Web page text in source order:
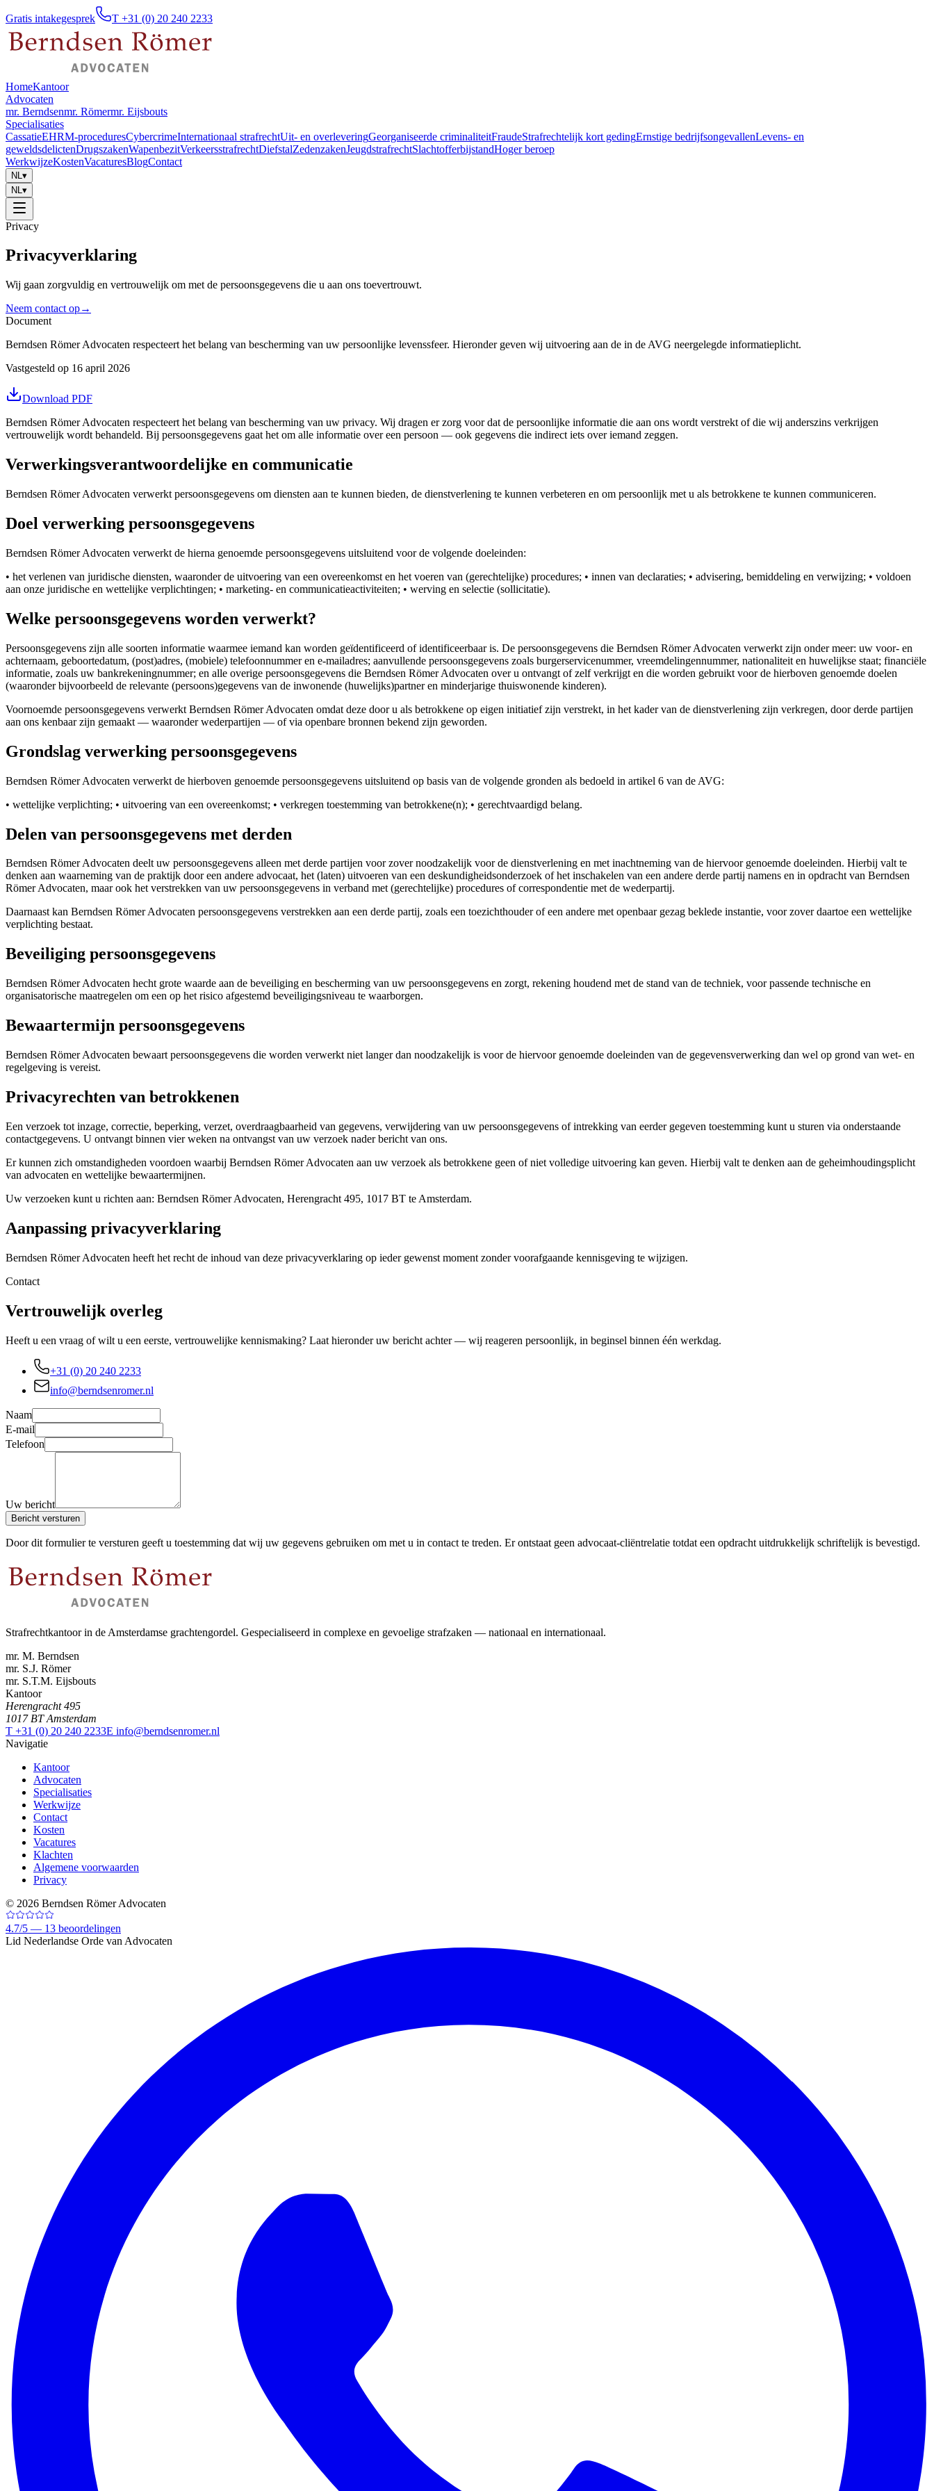
Gratis intakegesprek T +31 (0) 20 240 2233
HomeKantoor
Advocaten
mr. Berndsenmr. Römermr. Eijsbouts
Specialisaties
CassatieEHRM-proceduresCybercrimeInternationaal strafrechtUit- en overleveringGeorganiseerde criminaliteitFraudeStrafrechtelijk kort gedingErnstige bedrijfsongevallenLevens- en
geweldsdelictenDrugszakenWapenbezitVerkeersstrafrechtDiefstalZedenzakenJeugdstrafrechtSlachtofferbijstandHoger beroep
WerkwijzeKostenVacaturesBlogContact
NL ▾
NL ▾
Privacy
Privacyverklaring
Wij gaan zorgvuldig en vertrouwelijk om met de persoonsgegevens die u aan ons toevertrouwt.
Neem contact op→
Document
Berndsen Römer Advocaten respecteert het belang van bescherming van uw persoonlijke levenssfeer. Hieronder geven wij uitvoering aan de in de AVG neergelegde informatieplicht.
Vastgesteld op 16 april 2026
Download PDF
Berndsen Römer Advocaten respecteert het belang van bescherming van uw privacy. Wij dragen er zorg voor dat de persoonlijke informatie die aan ons wordt verstrekt of die wij anderszins verkrijgen
vertrouwelijk wordt behandeld. Bij persoonsgegevens gaat het om alle informatie over een persoon — ook gegevens die indirect iets over iemand zeggen.
Verwerkingsverantwoordelijke en communicatie
Berndsen Römer Advocaten verwerkt persoonsgegevens om diensten aan te kunnen bieden, de dienstverlening te kunnen verbeteren en om persoonlijk met u als betrokkene te kunnen communiceren.
Doel verwerking persoonsgegevens
Berndsen Römer Advocaten verwerkt de hierna genoemde persoonsgegevens uitsluitend voor de volgende doeleinden:
• het verlenen van juridische diensten, waaronder de uitvoering van een overeenkomst en het voeren van (gerechtelijke) procedures; • innen van declaraties; • advisering, bemiddeling en verwijzing; • voldoen
aan onze juridische en wettelijke verplichtingen; • marketing- en communicatieactiviteiten; • werving en selectie (sollicitatie).
Welke persoonsgegevens worden verwerkt?
Persoonsgegevens zijn alle soorten informatie waarmee iemand kan worden geïdentificeerd of identificeerbaar is. De persoonsgegevens die Berndsen Römer Advocaten verwerkt zijn onder meer: uw voor- en
achternaam, geboortedatum, (post)adres, (mobiele) telefoonnummer en e-mailadres; aanvullende persoonsgegevens zoals burgerservicenummer, vreemdelingennummer, nationaliteit en huwelijkse staat; financiële
informatie, zoals uw bankrekeningnummer; en alle overige persoonsgegevens die Berndsen Römer Advocaten over u ontvangt of zelf verkrijgt en die worden gebruikt voor de hierboven genoemde doelen
(waaronder bijvoorbeeld de relevante (persoons)gegevens van de inwonende (huwelijks)partner en minderjarige thuiswonende kinderen).
Voornoemde persoonsgegevens verwerkt Berndsen Römer Advocaten omdat deze door u als betrokkene op eigen initiatief zijn verstrekt, in het kader van de dienstverlening zijn verkregen, door derde partijen
aan ons kenbaar zijn gemaakt — waaronder wederpartijen — of via openbare bronnen bekend zijn geworden.
Grondslag verwerking persoonsgegevens
Berndsen Römer Advocaten verwerkt de hierboven genoemde persoonsgegevens uitsluitend op basis van de volgende gronden als bedoeld in artikel 6 van de AVG:
• wettelijke verplichting; • uitvoering van een overeenkomst; • verkregen toestemming van betrokkene(n); • gerechtvaardigd belang.
Delen van persoonsgegevens met derden
Berndsen Römer Advocaten deelt uw persoonsgegevens alleen met derde partijen voor zover noodzakelijk voor de dienstverlening en met inachtneming van de hiervoor genoemde doeleinden. Hierbij valt te
denken aan waarneming van de praktijk door een andere advocaat, het (laten) uitvoeren van een deskundigheidsonderzoek of het inschakelen van een andere derde partij namens en in opdracht van Berndsen
Römer Advocaten, maar ook het verstrekken van uw persoonsgegevens in verband met (gerechtelijke) procedures of correspondentie met de wederpartij.
Daarnaast kan Berndsen Römer Advocaten persoonsgegevens verstrekken aan een derde partij, zoals een toezichthouder of een andere met openbaar gezag beklede instantie, voor zover daartoe een wettelijke
verplichting bestaat.
Beveiliging persoonsgegevens
Berndsen Römer Advocaten hecht grote waarde aan de beveiliging en bescherming van uw persoonsgegevens en zorgt, rekening houdend met de stand van de techniek, voor passende technische en
organisatorische maatregelen om een op het risico afgestemd beveiligingsniveau te waarborgen.
Bewaartermijn persoonsgegevens
Berndsen Römer Advocaten bewaart persoonsgegevens die worden verwerkt niet langer dan noodzakelijk is voor de hiervoor genoemde doeleinden van de gegevensverwerking dan wel op grond van wet- en
regelgeving is vereist.
Privacyrechten van betrokkenen
Een verzoek tot inzage, correctie, beperking, verzet, overdraagbaarheid van gegevens, verwijdering van uw persoonsgegevens of intrekking van eerder gegeven toestemming kunt u sturen via onderstaande
contactgegevens. U ontvangt binnen vier weken na ontvangst van uw verzoek nader bericht van ons.
Er kunnen zich omstandigheden voordoen waarbij Berndsen Römer Advocaten aan uw verzoek als betrokkene geen of niet volledige uitvoering kan geven. Hierbij valt te denken aan de geheimhoudingsplicht
van advocaten en wettelijke bewaartermijnen.
Uw verzoeken kunt u richten aan: Berndsen Römer Advocaten, Herengracht 495, 1017 BT te Amsterdam.
Aanpassing privacyverklaring
Berndsen Römer Advocaten heeft het recht de inhoud van deze privacyverklaring op ieder gewenst moment zonder voorafgaande kennisgeving te wijzigen.
Contact
Vertrouwelijk overleg
Heeft u een vraag of wilt u een eerste, vertrouwelijke kennismaking? Laat hieronder uw bericht achter — wij reageren persoonlijk, in beginsel binnen één werkdag.
+31 (0) 20 240 2233
info@berndsenromer.nl
Naam
E-mail
Telefoon
Uw bericht
Bericht versturen
Door dit formulier te versturen geeft u toestemming dat wij uw gegevens gebruiken om met u in contact te treden. Er ontstaat geen advocaat-cliëntrelatie totdat een opdracht uitdrukkelijk schriftelijk is bevestigd.
Strafrechtkantoor in de Amsterdamse grachtengordel. Gespecialiseerd in complexe en gevoelige strafzaken — nationaal en internationaal.
mr. M. Berndsen
mr. S.J. Römer
mr. S.T.M. Eijsbouts
Kantoor
Herengracht 495
1017 BT Amsterdam
T +31 (0) 20 240 2233E info@berndsenromer.nl
Navigatie
Kantoor
Advocaten
Specialisaties
Werkwijze
Contact
Kosten
Vacatures
Klachten
Algemene voorwaarden
Privacy
© 2026 Berndsen Römer Advocaten
4.7/5 — 13 beoordelingen
Lid Nederlandse Orde van Advocaten